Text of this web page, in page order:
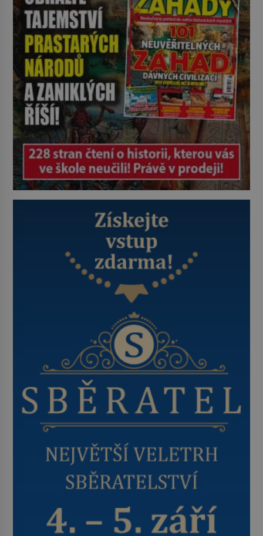
byl jen životem unavený a drogou
ovládaný muž? Marcus Aurelius byl
zastáncem stoicismu, učení, […]